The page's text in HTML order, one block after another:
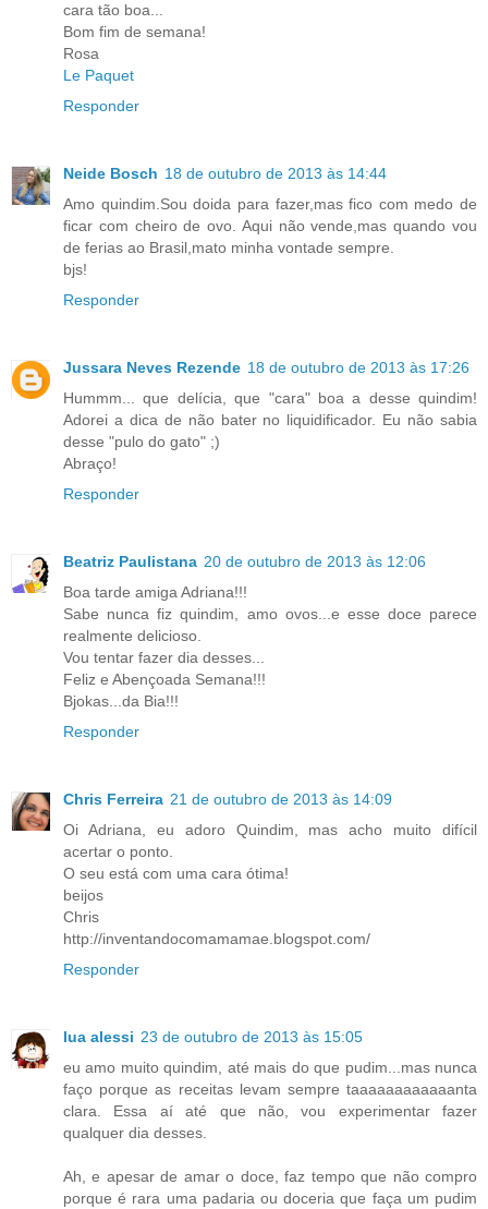
cara tão boa...
Bom fim de semana!
Rosa
Le Paquet
Responder
Neide Bosch 18 de outubro de 2013 às 14:44
Amo quindim.Sou doida para fazer,mas fico com medo de
ficar com cheiro de ovo. Aqui não vende,mas quando vou
de ferias ao Brasil,mato minha vontade sempre.
bjs!
Responder
Jussara Neves Rezende 18 de outubro de 2013 às 17:26
Hummm... que delícia, que "cara" boa a desse quindim!
Adorei a dica de não bater no liquidificador. Eu não sabia
desse "pulo do gato" ;)
Abraço!
Responder
Beatriz Paulistana 20 de outubro de 2013 às 12:06
Boa tarde amiga Adriana!!!
Sabe nunca fiz quindim, amo ovos...e esse doce parece
realmente delicioso.
Vou tentar fazer dia desses...
Feliz e Abençoada Semana!!!
Bjokas...da Bia!!!
Responder
Chris Ferreira 21 de outubro de 2013 às 14:09
Oi Adriana, eu adoro Quindim, mas acho muito difícil
acertar o ponto.
O seu está com uma cara ótima!
beijos
Chris
http://inventandocomamamae.blogspot.com/
Responder
lua alessi 23 de outubro de 2013 às 15:05
eu amo muito quindim, até mais do que pudim...mas nunca
faço porque as receitas levam sempre taaaaaaaaaaaanta
clara. Essa aí até que não, vou experimentar fazer
qualquer dia desses.
Ah, e apesar de amar o doce, faz tempo que não compro
porque é rara uma padaria ou doceria que faça um pudim